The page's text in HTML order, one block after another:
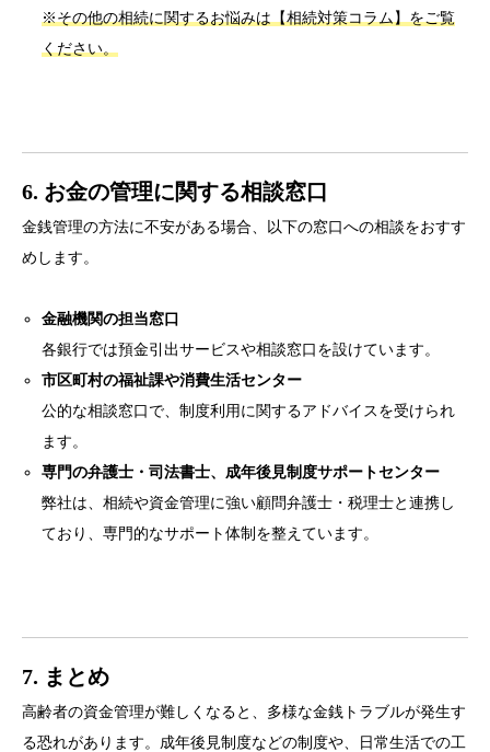
※その他の相続に関するお悩みは【相続対策コラム】をご覧
ください。
6. お金の管理に関する相談窓口
金銭管理の方法に不安がある場合、以下の窓口への相談をおすす
めします。
金融機関の担当窓口
各銀行では預金引出サービスや相談窓口を設けています。
市区町村の福祉課や消費生活センター
公的な相談窓口で、制度利用に関するアドバイスを受けられ
ます。
専門の弁護士・司法書士、成年後見制度サポートセンター
弊社は、相続や資金管理に強い顧問弁護士・税理士と連携し
ており、専門的なサポート体制を整えています。
7. まとめ
高齢者の資金管理が難しくなると、多様な金銭トラブルが発生す
る恐れがあります。成年後見制度などの制度や、日常生活での工